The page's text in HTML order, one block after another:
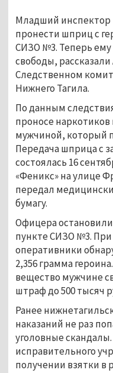
Младший
пронести шприц с
СИЗО №3. Теперь ему
свободы,
Следственном
Нижнего Тагила.
По данным
проносе
мужчиной, который
Передача шприца с
состоялась 16
«Феникс» на улице
передал
бумагу.
Офицера
пункте СИЗО №3.
оперативники
2,356 грамма
вещество мужчине
штраф до 500 тысяч
Ранее
наказаний не раз
уголовные
исправительного
получении взятки в